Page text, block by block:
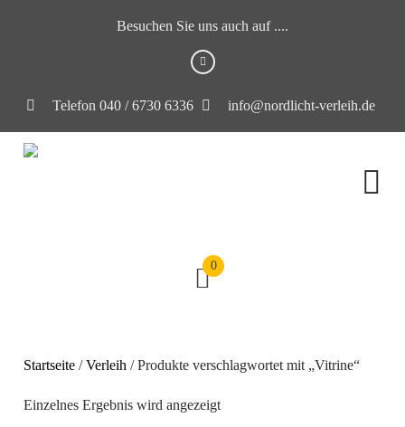
Besuchen Sie uns auch auf ....
Telefon 040 / 6730 6336 info@nordlicht-verleih.de
0
Startseite /Verleih / Produkte verschlagwortet mit „Vitrine“
Einzelnes Ergebnis wird angezeigt